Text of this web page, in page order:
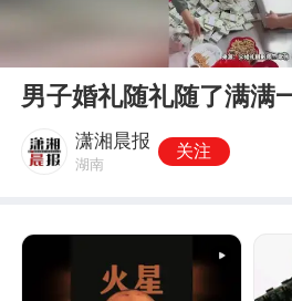
男子婚礼随礼随了满满
潇湘晨报
湖南
关注